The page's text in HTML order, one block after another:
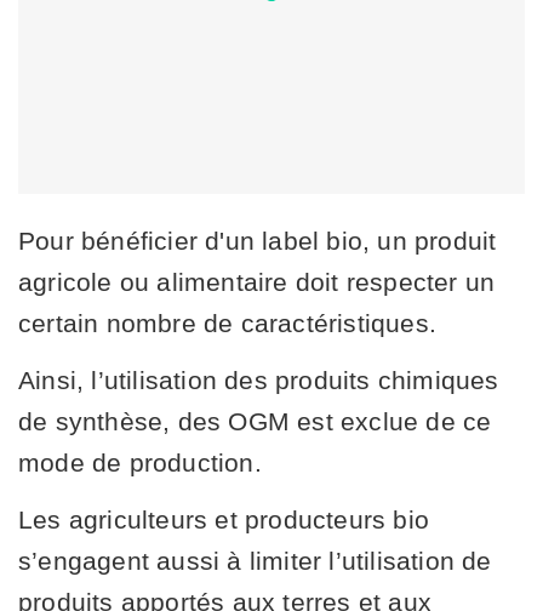
Pour bénéficier d'un label bio, un produit
agricole ou alimentaire doit respecter un
certain nombre de caractéristiques.
Ainsi, l’utilisation des produits chimiques
de synthèse, des OGM est exclue de ce
mode de production.
Les agriculteurs et producteurs bio
s’engagent aussi à limiter l’utilisation de
produits apportés aux terres et aux